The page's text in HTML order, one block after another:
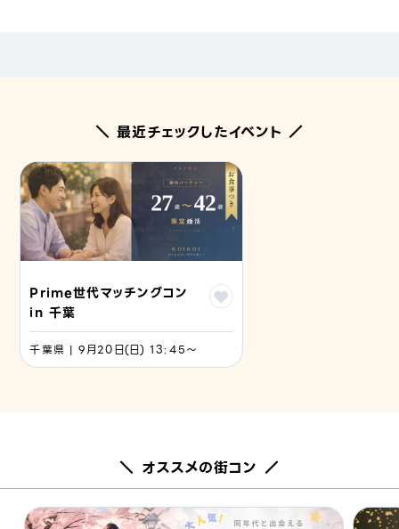
＼ 最近チェックしたイベント ／
Prime世代マッチングコン
in 千葉
千葉県 | 9月20日(日) 13:45〜
＼ オススメの街コン ／